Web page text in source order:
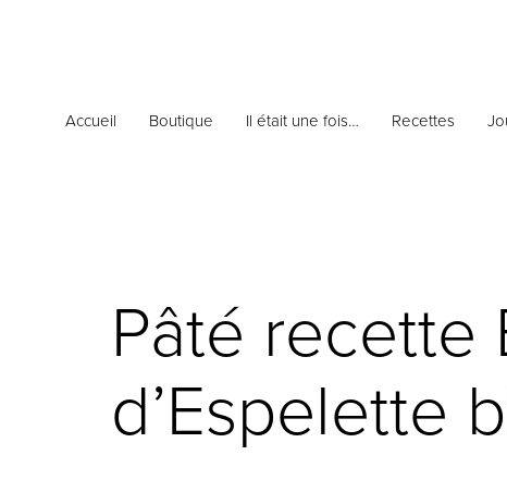
Accueil Boutique Il était une fois… Recettes
Pâté recette
d’Espelette